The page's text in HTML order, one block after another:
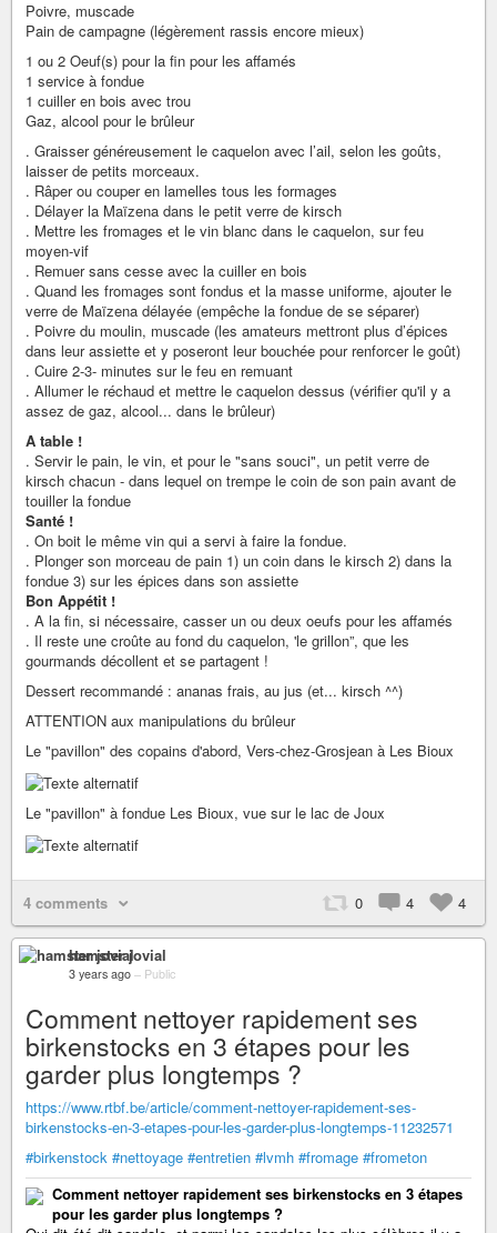
Poivre, muscade
Pain de campagne (légèrement rassis encore mieux)
1 ou 2 Oeuf(s) pour la fin pour les affamés
1 service à fondue
1 cuiller en bois avec trou
Gaz, alcool pour le brûleur
. Graisser généreusement le caquelon avec l’ail, selon les goûts,
laisser de petits morceaux.
. Râper ou couper en lamelles tous les formages
. Délayer la Maïzena dans le petit verre de kirsch
. Mettre les fromages et le vin blanc dans le caquelon, sur feu
moyen-vif
. Remuer sans cesse avec la cuiller en bois
. Quand les fromages sont fondus et la masse uniforme, ajouter le
verre de Maïzena délayée (empêche la fondue de se séparer)
. Poivre du moulin, muscade (les amateurs mettront plus d’épices
dans leur assiette et y poseront leur bouchée pour renforcer le goût)
. Cuire 2-3- minutes sur le feu en remuant
. Allumer le réchaud et mettre le caquelon dessus (vérifier qu'il y a
assez de gaz, alcool... dans le brûleur)
A table !
. Servir le pain, le vin, et pour le "sans souci", un petit verre de
kirsch chacun - dans lequel on trempe le coin de son pain avant de
touiller la fondue
Santé !
. On boit le même vin qui a servi à faire la fondue.
. Plonger son morceau de pain 1) un coin dans le kirsch 2) dans la
fondue 3) sur les épices dans son assiette
Bon Appétit !
. A la fin, si nécessaire, casser un ou deux oeufs pour les affamés
. Il reste une croûte au fond du caquelon, 'le grillon”, que les
gourmands décollent et se partagent !
Dessert recommandé : ananas frais, au jus (et... kirsch ^^)
ATTENTION aux manipulations du brûleur
Le "pavillon" des copains d'abord, Vers-chez-Grosjean à Les Bioux
Le "pavillon" à fondue Les Bioux, vue sur le lac de Joux
4 comments 0 4 4
hamster jovial
3 years ago – Public
Comment nettoyer rapidement ses
birkenstocks en 3 étapes pour les
garder plus longtemps ?
https://www.rtbf.be/article/comment-nettoyer-rapidement-ses-
birkenstocks-en-3-etapes-pour-les-garder-plus-longtemps-11232571
#birkenstock #nettoyage #entretien #lvmh #fromage #frometon
Comment nettoyer rapidement ses birkenstocks en 3 étapes
pour les garder plus longtemps ?